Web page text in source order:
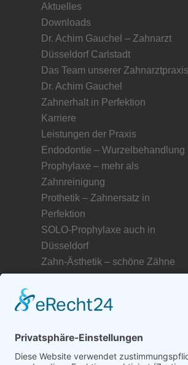
Aktuelles
Downloads
Dr. Achim Gauchel – Zahnarzt
Düsseldorf Carlstadt
Das Team unserer Zahnarztpraxis
Dr. Achim Gauchel
Zahnerhalt in Perfektion
Karriere
Leistungen der Praxis
Endodontie – Wurzelbehandlung
Prophylaxe – mehr als
Zahnreinigung
Prothetik – Zahnersatz in
Perfektion
SOLO-Prophylaxe auch in
Düsseldorf
Zahn-Ästhetik – schöne Zähne
Zahnarztpraxis
Zahnmedizinisches Glossar A–Z
Abdruckmasse